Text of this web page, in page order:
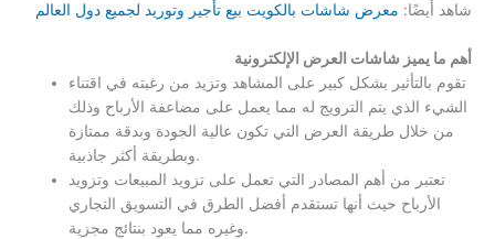
شاهد أيضًا: معرض شاشات بالكويت بيع تأجير وتوريد لجميع دول العالم
أهم ما يميز شاشات العرض الإلكترونية
تقوم بالتأثير بشكل كبير على المشاهد وتزيد من رغبته في اقتناء
الشيء الذي يتم الترويج له مما يعمل على مضاعفة الأرباح وذلك
من خلال طريقة العرض التي تكون عالية الجودة وبدقة ممتازة
وبطريقة أكثر جاذبية.
تعتبر من أهم المصادر التي تعمل على تزويد المبيعات وتزويد
الأرباح حيث أنها تستقدم أفضل الطرق في التسويق التجاري
وغيره مما يعود بنتائج مجزية.